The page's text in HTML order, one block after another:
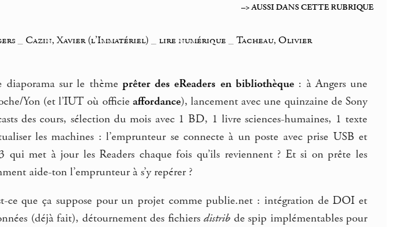
–> AUSSI DANS CETTE RUBRIQUE
_Cazin, Xavier (l’Immatériel) _lire numérique _Tacheau, Olivier
diaporama sur le thème prêter des eReaders en bibliothèque: à Angers une
Yon (et l’IUT où officie affordance), lancement avec une quinzaine de Sony
des cours, sélection du mois avec 1 BD, 1 livre sciences-humaines, 1 texte
les machines : l’emprunteur se connecte à un poste avec prise USB et
met à jour les Readers chaque fois qu’ils reviennent ? Et si on prête les
aide-ton l’emprunteur à s’y repérer ?
ce que ça suppose pour un projet comme publie.net : intégration de DOI et
(déjà fait), détournement des fichiersdistrib de spip implémentables pour